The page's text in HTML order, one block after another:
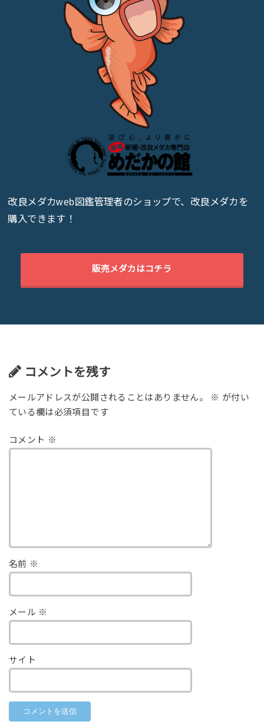
改良メダカweb図鑑管理者のショップで、改良メダカを
購入できます！
販売メダカはコチラ
コメントを残す
メールアドレスが公開されることはありません。 ※ が付い
ている欄は必須項目です
コメント ※
名前 ※
メール ※
サイト